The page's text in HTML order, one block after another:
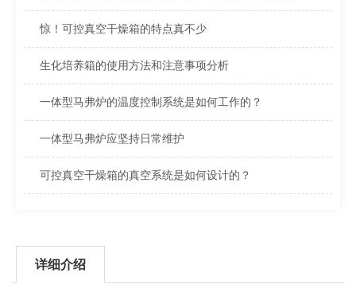
惊！可控真空干燥箱的特点真不少
生化培养箱的使用方法和注意事项分析
一体型马弗炉的温度控制系统是如何工作的？
一体型马弗炉应坚持日常维护
可控真空干燥箱的真空系统是如何设计的？
详细介绍